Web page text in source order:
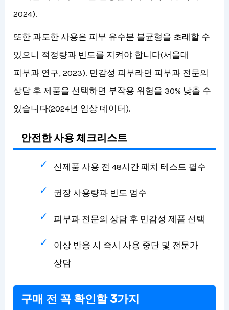
2024).
또한 과도한 사용은 피부 유수분 불균형을 초래할 수
있으니 적정량과 빈도를 지켜야 합니다(서울대
피부과 연구, 2023). 민감성 피부라면 피부과 전문의
상담 후 제품을 선택하면 부작용 위험을 30% 낮출 수
있습니다(2024년 임상 데이터).
안전한 사용 체크리스트
신제품 사용 전 48시간 패치 테스트 필수
권장 사용량과 빈도 엄수
피부과 전문의 상담 후 민감성 제품 선택
이상 반응 시 즉시 사용 중단 및 전문가
상담
구매 전 꼭 확인할 3가지